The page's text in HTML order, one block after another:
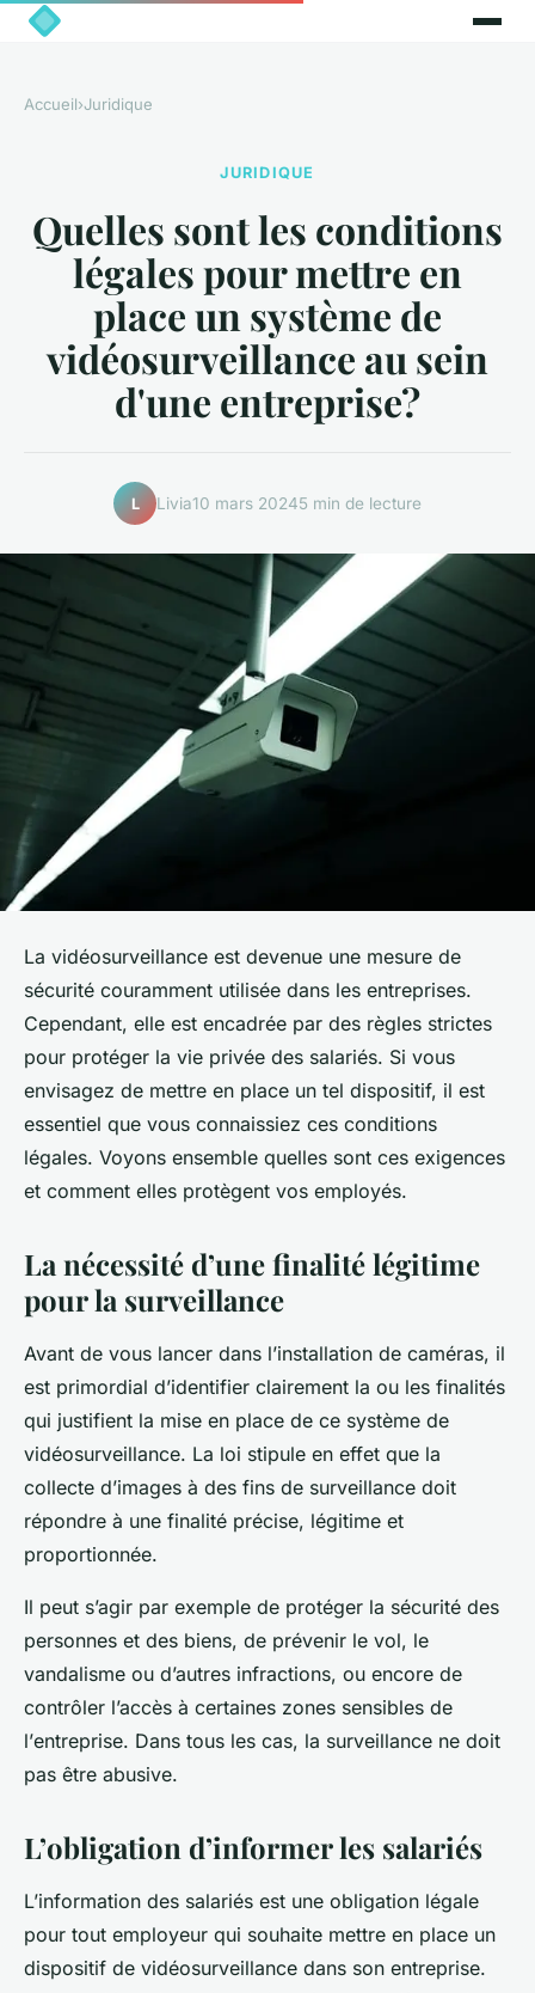
Accueil›Juridique
JURIDIQUE
Quelles sont les conditions
légales pour mettre en
place un système de
vidéosurveillance au sein
d'une entreprise?
L Livia10 mars 20245 min de lecture
La vidéosurveillance est devenue une mesure de
sécurité couramment utilisée dans les entreprises.
Cependant, elle est encadrée par des règles strictes
pour protéger la vie privée des salariés. Si vous
envisagez de mettre en place un tel dispositif, il est
essentiel que vous connaissiez ces conditions
légales. Voyons ensemble quelles sont ces exigences
et comment elles protègent vos employés.
La nécessité d’une finalité légitime
pour la surveillance
Avant de vous lancer dans l’installation de caméras, il
est primordial d’identifier clairement la ou les finalités
qui justifient la mise en place de ce système de
vidéosurveillance. La loi stipule en effet que la
collecte d’images à des fins de surveillance doit
répondre à une finalité précise, légitime et
proportionnée.
Il peut s’agir par exemple de protéger la sécurité des
personnes et des biens, de prévenir le vol, le
vandalisme ou d’autres infractions, ou encore de
contrôler l’accès à certaines zones sensibles de
l’entreprise. Dans tous les cas, la surveillance ne doit
pas être abusive.
L’obligation d’informer les salariés
L’information des salariés est une obligation légale
pour tout employeur qui souhaite mettre en place un
dispositif de vidéosurveillance dans son entreprise.